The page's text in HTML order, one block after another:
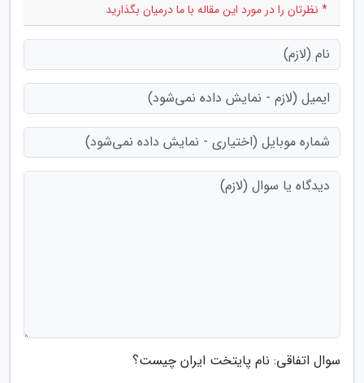
* نظرتان را در مورد این مقاله با ما درمیان بگذارید
سوال اتفاقی: نام پایتخت ایران چیست؟